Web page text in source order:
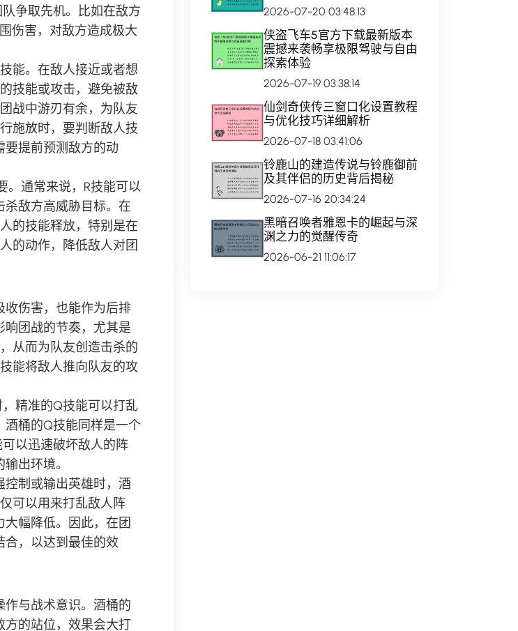
争取先机。比如在敌方
伤害，对敌方造成极大
能。在敌人接近或者想
技能或攻击，避免被敌
战中游刃有余，为队友
施放时，要判断敌人技
要提前预测敌方的动
。通常来说，R技能可以
敌方高威胁目标。在
的技能释放，特别是在
的动作，降低敌人对团
收伤害，也能作为后排
团战的节奏，尤其是
从而为队友创造击杀的
能将敌人推向队友的攻
精准的Q技能可以打乱
桶的Q技能同样是一个
以迅速破坏敌人的阵
出环境。
制或输出英雄时，酒
可以用来打乱敌人阵
幅降低。因此，在团
合，以达到最佳的效
与战术意识。酒桶的
方的站位，效果会大打
2026-07-20 03:48:13
侠盗飞车5官方下载最新版本
震撼来袭畅享极限驾驶与自由
探索体验
2026-07-19 03:38:14
仙剑奇侠传三窗口化设置教程
与优化技巧详细解析
2026-07-18 03:41:06
铃鹿山的建造传说与铃鹿御前
及其伴侣的历史背后揭秘
2026-07-16 20:34:24
黑暗召唤者雅恩卡的崛起与深
渊之力的觉醒传奇
2026-06-21 11:06:17